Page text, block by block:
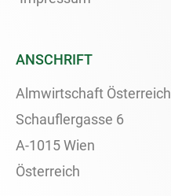
ANSCHRIFT
Almwirtschaft Österreich
Schauflergasse 6
A-1015 Wien
Österreich